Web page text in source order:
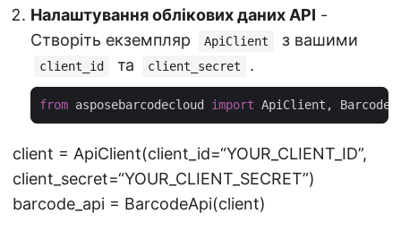
Налаштування облікових даних API -
Створіть екземпляр
ApiClient з вашими
client_id та client_secret .
from asposebarcodecloud import
client = ApiClient(client_id=“YOUR_CLIENT_ID”,
client_secret=“YOUR_CLIENT_SECRET”)
barcode_api = BarcodeApi(client)